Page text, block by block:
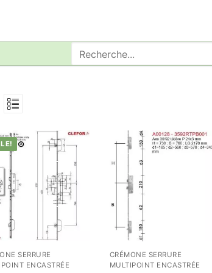
Rechercher
:
SERRURE
ENCASTRÉE
CRÉMONE SERRURE
MULTIPOINT ENCASTRÉE